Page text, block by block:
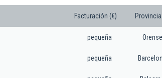
Facturación (€) Provincia
pequeña Orense
pequeña